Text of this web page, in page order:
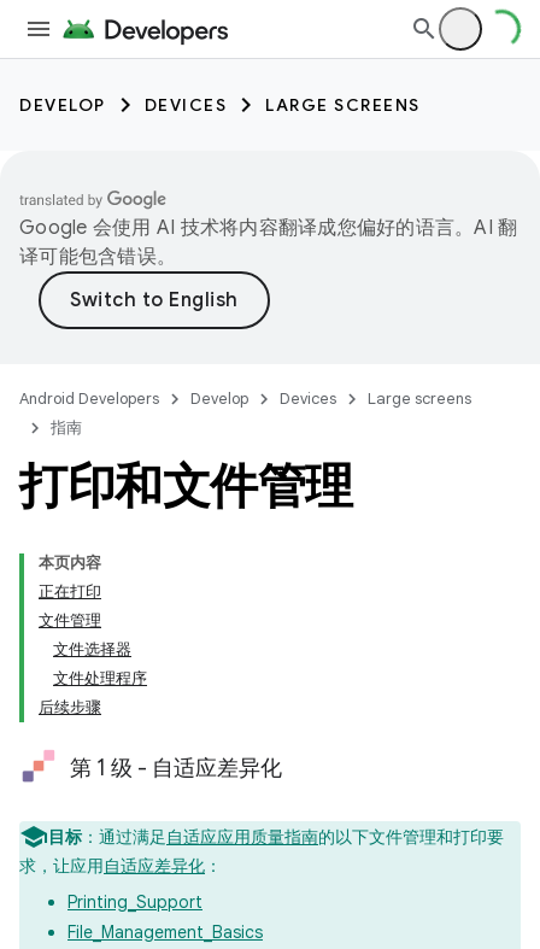
DEVELOP DEVICES LARGE SCREENS
Google 会使用 AI 技术将内容翻译成您偏好的语言。AI 翻
译可能包含错误。
Android Developers Develop Devices
Large screens
指南
打印和文件管理
本页内容
正在打印
文件管理
文件选择器
文件处理程序
后续步骤
第 1 级 - 自适应差异化
目标 ：通过满足 自适应应用质量指南的以下文件管理和打印要
求，让应用自适应差异化 ：
Printing_Support
File_Management_Basics